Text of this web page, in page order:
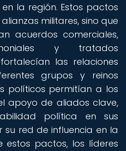
la región. Estos pactos
militares, sino que
acuerdos comerciales,
y tratados
las relaciones
grupos y reinos
políticos permitían a los
apoyo de aliados clave,
política en sus
su red de influencia en la
estos pactos, los líderes